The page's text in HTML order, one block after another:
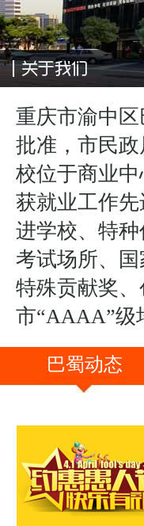
重庆市渝中
批准，市民
校位于商业
获就业工作
进学校、特
考试场所、
特殊贡献奖
市“AAAA”级
巴蜀动态